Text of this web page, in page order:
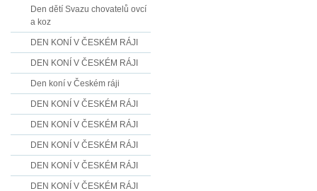
Den dětí Svazu chovatelů ovcí
a koz
DEN KONÍ V ČESKÉM RÁJI
DEN KONÍ V ČESKÉM RÁJI
Den koní v Českém ráji
DEN KONÍ V ČESKÉM RÁJI
DEN KONÍ V ČESKÉM RÁJI
DEN KONÍ V ČESKÉM RÁJI
DEN KONÍ V ČESKÉM RÁJI
DEN KONÍ V ČESKÉM RÁJI